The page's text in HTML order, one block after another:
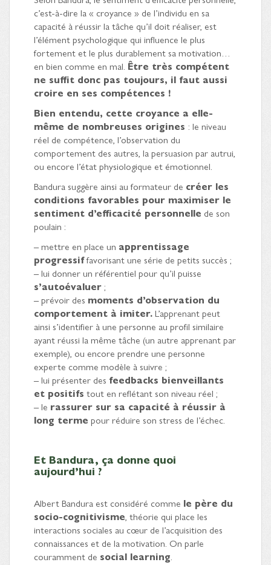
c’est-à-dire la « croyance » de l’individu en sa
capacité à réussir la tâche qu’il doit réaliser, est
l’élément psychologique qui influence le plus
fortement et le plus durablement sa motivation…
en bien comme en mal. Être très compétent
ne suffit donc pas toujours, il faut aussi
croire en ses compétences !
Bien entendu, cette croyance a elle-
même de nombreuses origines : le niveau
réel de compétence, l’observation du
comportement des autres, la persuasion par autrui,
ou encore l’état physiologique et émotionnel.
Bandura suggère ainsi au formateur de créer les
conditions favorables pour maximiser le
sentiment d’efficacité personnelle de son
poulain :
– mettre en place un apprentissage
progressiffavorisant une série de petits succès ;
– lui donner un référentiel pour qu’il puisse
s’autoévaluer;
– prévoir des moments d’observation du
comportement à imiter.L’apprenant peut
ainsi s’identifier à une personne au profil similaire
ayant réussi la même tâche (un autre apprenant par
exemple), ou encore prendre une personne
experte comme modèle à suivre ;
– lui présenter des feedbacks bienveillants
et positifs tout en reflétant son niveau réel ;
– le rassurer sur sa capacité à réussir à
long terme pour réduire son stress de l’échec.
Et Bandura, ça donne quoi
aujourd’hui ?
Albert Bandura est considéré comme le père du
socio-cognitivisme , théorie qui place les
interactions sociales au cœur de l’acquisition des
connaissances et de la motivation. On parle
couramment de social learning